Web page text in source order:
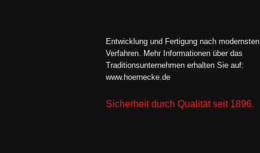
Entwicklung und Fertigung nach modernsten
Verfahren. Mehr Informationen über das
Traditionsunternehmen erhalten Sie auf:
www.hoernecke.de
Sicherheit durch Qualität seit 1896.